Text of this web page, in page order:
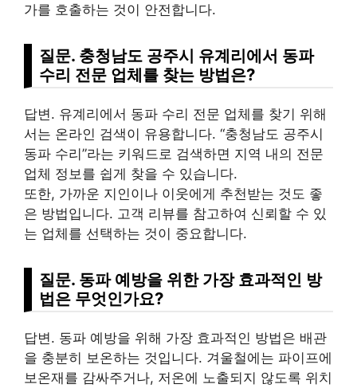
가를 호출하는 것이 안전합니다.
질문. 충청남도 공주시 유계리에서 동파
수리 전문 업체를 찾는 방법은?
답변. 유계리에서 동파 수리 전문 업체를 찾기 위해
서는 온라인 검색이 유용합니다. “충청남도 공주시
동파 수리”라는 키워드로 검색하면 지역 내의 전문
업체 정보를 쉽게 찾을 수 있습니다.
또한, 가까운 지인이나 이웃에게 추천받는 것도 좋
은 방법입니다. 고객 리뷰를 참고하여 신뢰할 수 있
는 업체를 선택하는 것이 중요합니다.
질문. 동파 예방을 위한 가장 효과적인 방
법은 무엇인가요?
답변. 동파 예방을 위해 가장 효과적인 방법은 배관
을 충분히 보온하는 것입니다. 겨울철에는 파이프에
보온재를 감싸주거나, 저온에 노출되지 않도록 위치